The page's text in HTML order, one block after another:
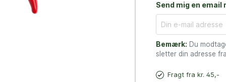
Send mig en email
Bemærk: Du
sletter din adresse
Fragt fra kr. 45,-